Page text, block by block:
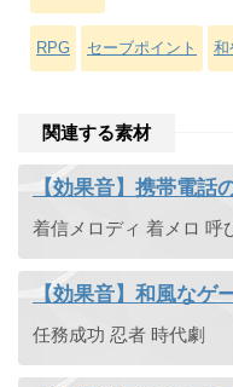
RPG セーブポイント 和
関連する素材
【効果音】携帯電話
着信メロディ 着メロ 呼
【効果音】和風なゲ
任務成功 忍者 時代劇